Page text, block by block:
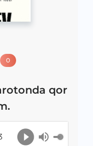
0
qor